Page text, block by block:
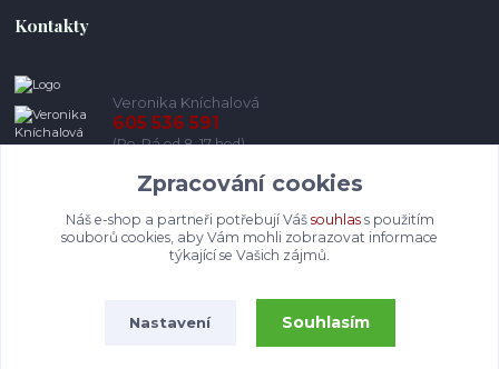
Kontakty
Veronika Kníchalová
605 536 591
(Po-Pá od 8-17 hod)
info@pohodlneboty.cz
Zpracování cookies
Náš e-shop a partneři potřebují Váš souhlass použitím
souborů cookies, aby Vám mohli zobrazovat informace
týkající se Vašich zájmů.
Nastavení Souhlasím